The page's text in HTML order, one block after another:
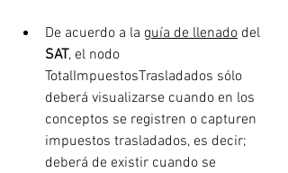
De acuerdo a la guía de llenado del
SAT, el nodo
TotalImpuestosTrasladados sólo
deberá visualizarse cuando en los
conceptos se registren o capturen
impuestos trasladados, es decir;
deberá de existir cuando se